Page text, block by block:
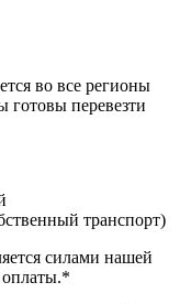
во все регионы
перевезти
транспорт)
силами нашей
оплаты.*